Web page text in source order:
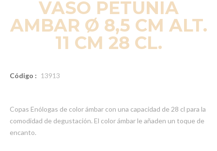
VASO PETUNIA
AMBAR Ø 8,5 CM ALT.
11 CM 28 CL.
Código : 13913
Copas Enólogas de color ámbar con una capacidad de 28 cl para la
comodidad de degustación. El color ámbar le añaden un toque de
encanto.